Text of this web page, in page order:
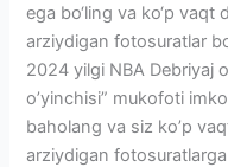
ega bo‘ling va ko‘p
arziydigan fotosuratlar
2024 yilgi NBA Debriyaj
o’yinchisi” mukofoti
baholang va siz ko’p
arziydigan fotosuratlarga